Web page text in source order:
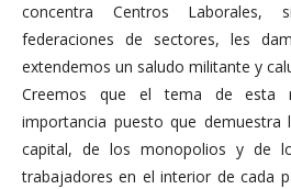
concentra Centros
federaciones de sectores, les
extendemos un saludo militante y
Creemos que el tema de esta
importancia puesto que demuestra
capital, de los monopolios y de
trabajadores en el interior de cada